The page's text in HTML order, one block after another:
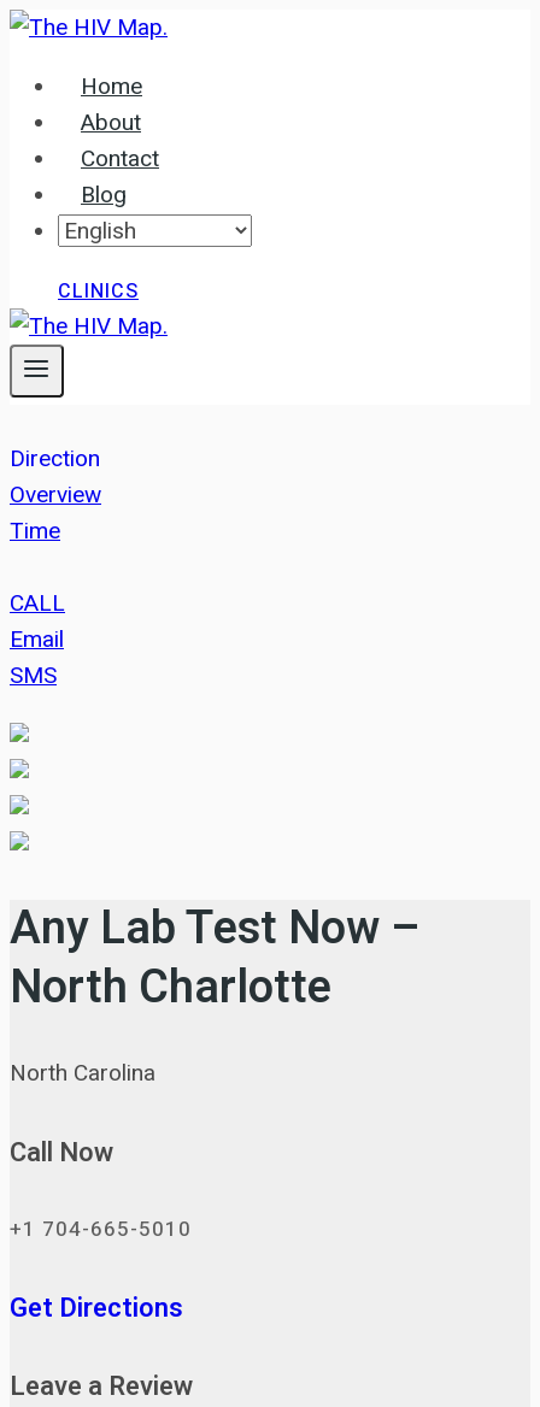
Skip
contentHome
About
Contact
Blog
CLINICS
Direction
Overview
Time
CALL
Email
SMS
Any Lab Test Now –
North Charlotte
North Carolina
Call Now
+1 704-665-5010
Get Directions
Leave a Review